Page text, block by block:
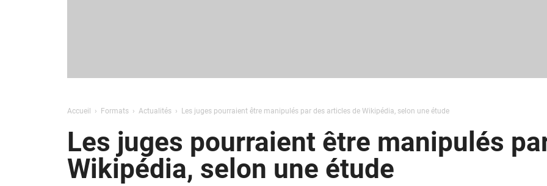
Accueil Formats Actualités Les juges pourraient être manipulés par des articles de Wikipédia, selon une étude
Les juges pourraient être manipulés
Wikipédia, selon une étude